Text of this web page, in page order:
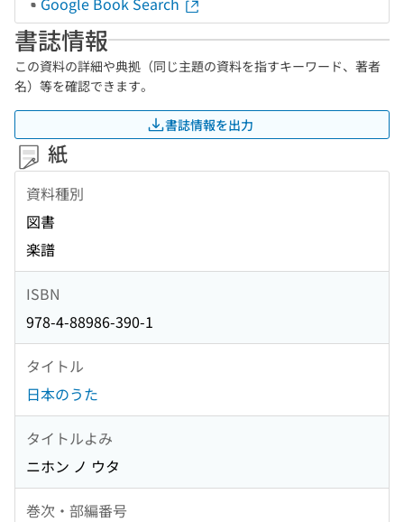
書誌情報
この資料の詳細や典拠（同じ主題の資料を指すキーワード、著者
名）等を確認できます。
書誌情報を出力
紙
資料種別
図書
楽譜
ISBN
978-4-88986-390-1
タイトル
日本のうた
タイトルよみ
ニホン ノ ウタ
巻次・部編番号